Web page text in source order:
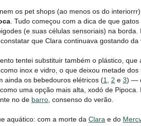
os pet shops (ao menos os do
. Tudo começou com a dica de que
(e suas células sensoriais) na
que Clara continuava gostando da
tentei substituir também o plástico,
inox e vidro, o que deixou metade
ainda os bebedouros elétricos (1 2 e 3) —
uma opção mais alta, xodó de Pipoca.
no de barro , consenso do verão.
aquático: com a morte da Clara e do Mercv